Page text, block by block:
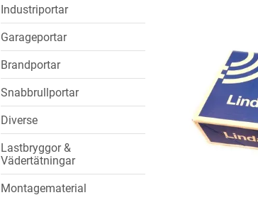
Industriportar
Garageportar
Brandportar
Snabbrullportar
Diverse
Lastbryggor &
Vädertätningar
Montagematerial